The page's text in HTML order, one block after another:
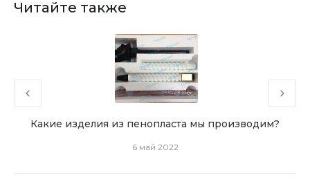
Читайте также
Какие изделия из пенопласта мы производим?
6 май 2022